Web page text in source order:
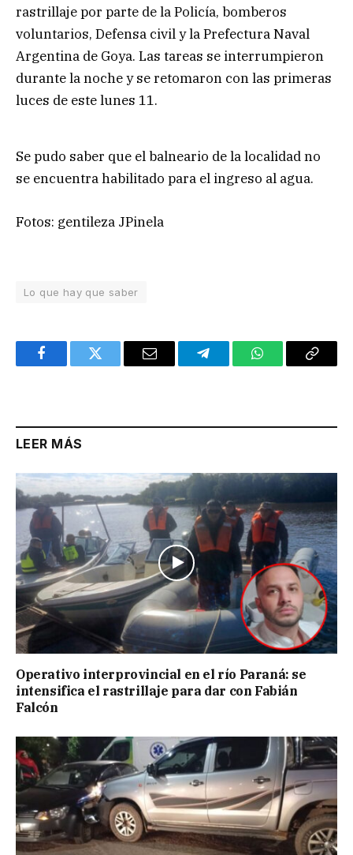
rastrillaje por parte de la Policía, bomberos
voluntarios, Defensa civil y la Prefectura Naval
Argentina de Goya. Las tareas se interrumpieron
durante la noche y se retomaron con las primeras
luces de este lunes 11.
Se pudo saber que el balneario de la localidad no
se encuentra habilitado para el ingreso al agua.
Fotos: gentileza JPinela
Lo que hay que saber
FacebookTwitter Email TelegramWhatsAppCopy
LEER MÁS
Operativo interprovincial en el río Paraná: se
intensifica el rastrillaje para dar con Fabián
Falcón